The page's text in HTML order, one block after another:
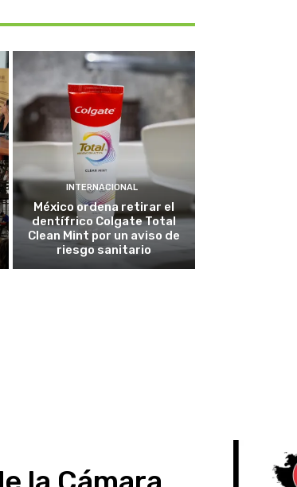
INTERNACIONAL
México ordena retirar el
dentífrico Colgate Total
Clean Mint por un aviso de
riesgo sanitario